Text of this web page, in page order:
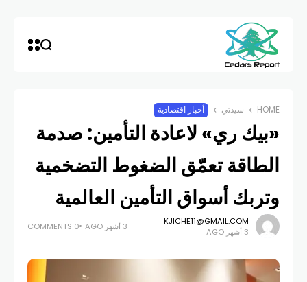
HOME سيدتي أخبار اقتصادية
«بيك ري» لاعادة التأمين: صدمة
الطاقة تعمّق الضغوط التضخمية
وتربك أسواق التأمين العالمية
KJICHE11@GMAIL.COM
3 أشهر AGO
3 أشهر AGO 0 COMMENTS